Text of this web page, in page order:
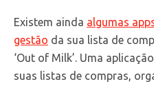
Existem ainda algumas
gestão da sua lista de
‘Out of Milk’. Uma
suas listas de compras,